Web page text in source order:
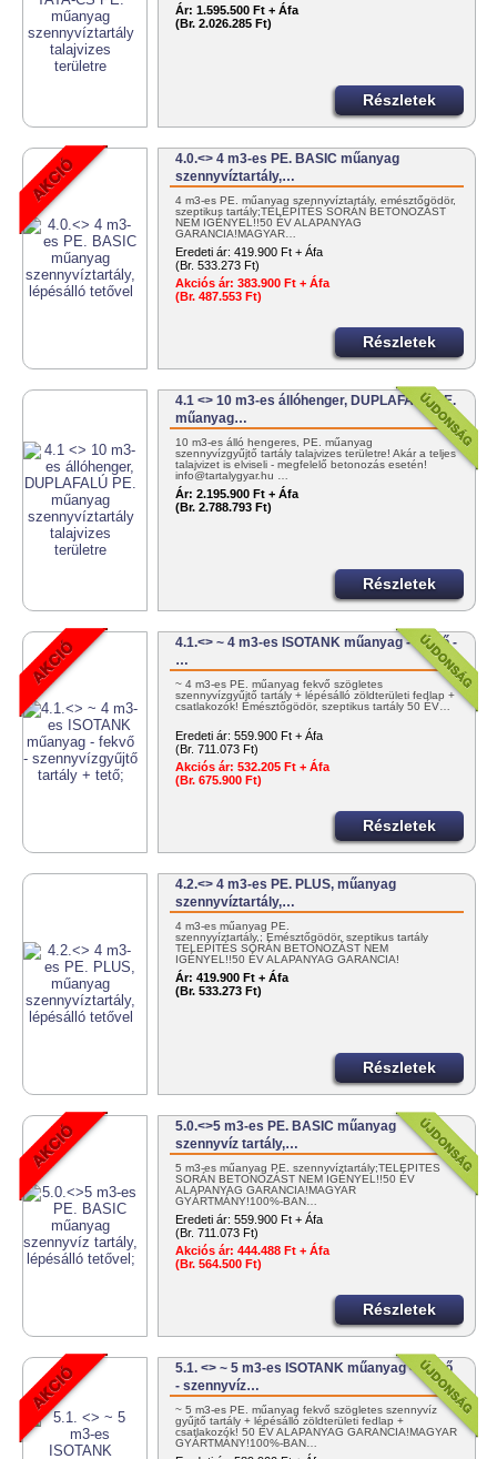
Ár: 1.595.500 Ft + Áfa
(Br. 2.026.285 Ft)
Részletek
4.0.<> 4 m3-es PE. BASIC műanyag
szennyvíztartály,…
4 m3-es PE. műanyag szennyvíztartály, emésztőgödör,
szeptikus tartály;TELEPÍTÉS SORÁN BETONOZÁST
NEM IGÉNYEL!!50 ÉV ALAPANYAG
GARANCIA!MAGYAR…
Eredeti ár: 419.900 Ft + Áfa
(Br. 533.273 Ft)
Akciós ár: 383.900 Ft + Áfa
(Br. 487.553 Ft)
Részletek
4.1 <> 10 m3-es állóhenger, DUPLAFALÚ PE.
műanyag…
10 m3-es álló hengeres, PE. műanyag
szennyvízgyűjtő tartály talajvizes területre! Akár a teljes
talajvizet is elviseli - megfelelő betonozás esetén!
info@tartalygyar.hu …
Ár: 2.195.900 Ft + Áfa
(Br. 2.788.793 Ft)
Részletek
4.1.<> ~ 4 m3-es ISOTANK műanyag - fekvő -
…
~ 4 m3-es PE. műanyag fekvő szögletes
szennyvízgyűjtő tartály + lépésálló zöldterületi fedlap +
csatlakozók! Emésztőgödör, szeptikus tartály 50 ÉV…
Eredeti ár: 559.900 Ft + Áfa
(Br. 711.073 Ft)
Akciós ár: 532.205 Ft + Áfa
(Br. 675.900 Ft)
Részletek
4.2.<> 4 m3-es PE. PLUS, műanyag
szennyvíztartály,…
4 m3-es műanyag PE.
szennyvíztartály,; Emésztőgödör, szeptikus tartály
TELEPÍTÉS SORÁN BETONOZÁST NEM
IGÉNYEL!!50 ÉV ALAPANYAG GARANCIA!
MAGYAR…
Ár: 419.900 Ft + Áfa
(Br. 533.273 Ft)
Részletek
5.0.<>5 m3-es PE. BASIC műanyag
szennyvíz tartály,…
5 m3-es műanyag PE. szennyvíztartály;TELEPÍTÉS
SORÁN BETONOZÁST NEM IGÉNYEL!!50 ÉV
ALAPANYAG GARANCIA!MAGYAR
GYÁRTMÁNY!100%-BAN…
Eredeti ár: 559.900 Ft + Áfa
(Br. 711.073 Ft)
Akciós ár: 444.488 Ft + Áfa
(Br. 564.500 Ft)
Részletek
5.1. <> ~ 5 m3-es ISOTANK műanyag - fekvő
- szennyvíz…
~ 5 m3-es PE. műanyag fekvő szögletes szennyvíz
gyűjtő tartály + lépésálló zöldterületi fedlap +
csatlakozók! 50 ÉV ALAPANYAG GARANCIA!MAGYAR
GYÁRTMÁNY!100%-BAN…